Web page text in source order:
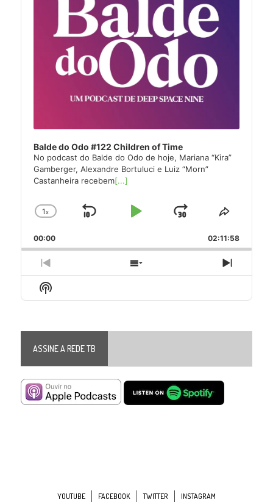
Balde do Odo #122 Children of Time
No podcast do Balde do Odo de hoje, Mariana “Kira”
Gamberger, Alexandre Bortuluci e Luiz “Morn”
Castanheira recebem[...]
Change
Rate
1x
Skip
Play
Jump
Forward
Share
Episode
00:00 02:11:58
Previous
Episode
Show
Episodes
Next
Episode
Show
Podcast
ASSINE A REDE TB
YOUTUBE FACEBOOK TWITTER INSTAGRAM